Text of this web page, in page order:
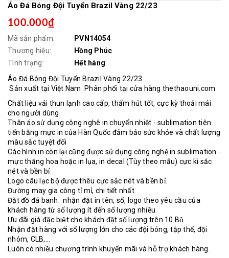
Áo Đá Bóng Đội Tuyển Brazil Vàng 22/23
100.000₫
Mã sản phẩm:
PVN14054
Thương hiệu:
Hồng Phúc
Tình trạng:
Hết hàng
Áo Đá Bóng Đội Tuyển Brazil Vàng 22/23
Sản xuất tại Việt Nam. Phân phối tại cửa hàng thethaouni.com
Chất liệu vải thun lạnh cao cấp, thấm hút tốt, cực kỳ thoải mái
cho người dùng.
Thân áo sử dụng công nghê in chuyển nhiệt - sublimation tiên
tiến bằng mực in của Hàn Quốc đảm bảo sức khỏe và chất lượng
màu sắc tuyệt đối
Các hình in còn lại cũng được sử dụng công nghệ in sublimation -
mực thăng hoa hoặc in lụa, in decal (Tùy theo mẫu) cực kì sắc
nét và bền bỉ
Logo câu lạc bộ được thêu cực sắc nét và bền bỉ.
Đường may gia công tỉ mỉ, chi tiết nhất
Đặt đồ đá banh: nhận đặt in tên, số, logo theo yêu cầu của
khách hàng từ số lượng ít đến số lượng nhiều
Ưu đãi giá đặc biệt cho khách đặt số lượng trên 10 Bộ
Nhận đặt hàng với số lượng lớn cho các đội bóng, tập thể, đội
nhóm, CLB,...
Luôn có nhiều chương trình khuyến mãi và hỗ trợ khách hàng.